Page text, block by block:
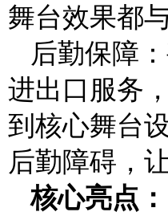
舞台效果都
后勤保障
进出口服务
到核心舞台
后勤障碍，
核心亮点